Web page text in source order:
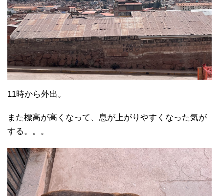
11時から外出。
また標高が高くなって、息が上がりやすくなった気が
する。。。